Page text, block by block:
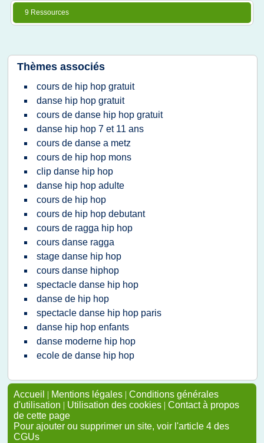
9 Ressources
Thèmes associés
cours de hip hop gratuit
danse hip hop gratuit
cours de danse hip hop gratuit
danse hip hop 7 et 11 ans
cours de danse a metz
cours de hip hop mons
clip danse hip hop
danse hip hop adulte
cours de hip hop
cours de hip hop debutant
cours de ragga hip hop
cours danse ragga
stage danse hip hop
cours danse hiphop
spectacle danse hip hop
danse de hip hop
spectacle danse hip hop paris
danse hip hop enfants
danse moderne hip hop
ecole de danse hip hop
Accueil | Mentions légales | Conditions générales
d'utilisation | Utilisation des cookies | Contact à propos
de cette page
Pour ajouter ou supprimer un site, voir l'article 4 des
CGUs